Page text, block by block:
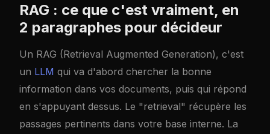
RAG : ce que c'est vraiment, en
2 paragraphes pour décideur
Un RAG (Retrieval Augmented Generation), c'est
un LLM qui va d'abord chercher la bonne
information dans vos documents, puis qui répond
en s'appuyant dessus. Le "retrieval" récupère les
passages pertinents dans votre base interne. La